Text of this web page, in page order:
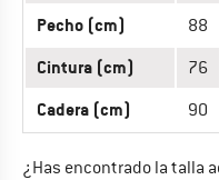
Pecho (cm) 88
Cintura (cm) 76
Cadera (cm) 90
¿Has encontrado la talla